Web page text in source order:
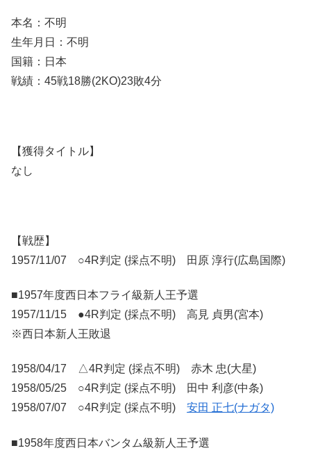
本名：不明
生年月日：不明
国籍：日本
戦績：45戦18勝(2KO)23敗4分
【獲得タイトル】
なし
【戦歴】
1957/11/07 ○4R判定 (採点不明) 田原 淳行(広島国際)
■1957年度西日本フライ級新人王予選
1957/11/15 ●4R判定 (採点不明) 高見 貞男(宮本)
※西日本新人王敗退
1958/04/17 △4R判定 (採点不明) 赤木 忠(大星)
1958/05/25 ○4R判定 (採点不明) 田中 利彦(中条)
1958/07/07 ○4R判定 (採点不明) 安田 正七(ナガタ)
■1958年度西日本バンタム級新人王予選